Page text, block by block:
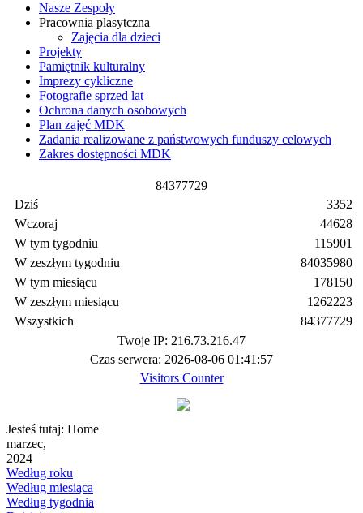
Nasze Zespoły
Pracownia plasytczna
Zajęcia dla dzieci
Projekty
Pamiętnik kulturalny
Imprezy cykliczne
Fotografie sprzed lat
Ochrona danych osobowych
Plan zajęć MDK
Zadania realizowane z państwowych funduszy celowych
Zakres dostępności MDK
84377729
Dziś
Wczoraj
W tym tygodniu
W zeszłym tygodniu
W tym miesiącu
W zeszłym miesiącu
Wszystkich
3352
44628
115901
84035980
178150
1262223
84377729
Twoje IP: 216.73.216.47
Czas serwera: 2026-08-06 01:41:57
Visitors Counter
Jesteś tutaj: Home
marzec,
2024
Według roku
Według miesiąca
Według tygodnia